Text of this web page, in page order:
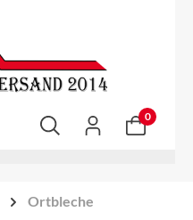
0
Ortbleche